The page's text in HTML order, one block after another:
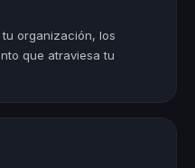
organización, los
que atraviesa tu